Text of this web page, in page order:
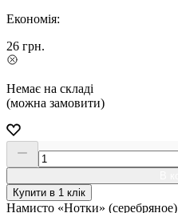
Економія:
26 грн.
Немає на складі
(можна замовити)
Купити в 1 клік
Намисто «Нотки» (серебряное)